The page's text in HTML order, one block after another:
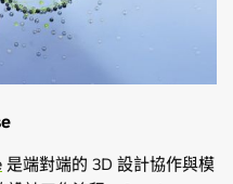
是端對端的 3D 設計協作與模